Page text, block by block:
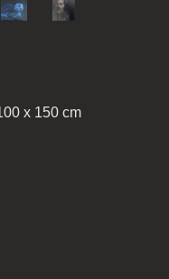
x 150 cm